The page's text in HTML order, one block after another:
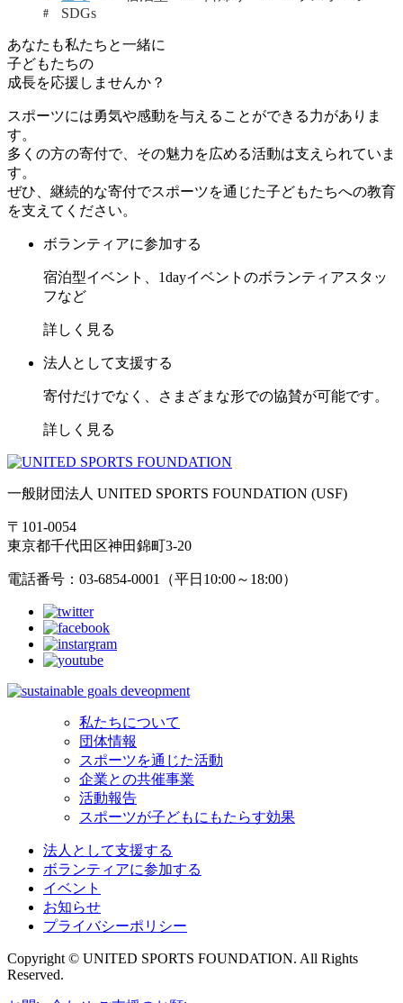
SDGs
あなたも私たちと一緒に
子どもたちの
成長を応援しませんか？
スポーツには勇気や感動を与えることができる力がありま
す。
多くの方の寄付で、その魅力を広める活動は支えられていま
す。
ぜひ、継続的な寄付でスポーツを通じた子どもたちへの教育
を支えてください。
ボランティアに参加する
宿泊型イベント、1dayイベントのボランティアスタッ
フなど
詳しく見る
法人として支援する
寄付だけでなく、さまざまな形での協賛が可能です。
詳しく見る
一般財団法人 UNITED SPORTS FOUNDATION (USF)
〒101-0054
東京都千代田区神田錦町3-20
電話番号：03-6854-0001（平日10:00～18:00）
私たちについて
団体情報
スポーツを通じた活動
企業との共催事業
活動報告
スポーツが子どもにもたらす効果
法人として支援する
ボランティアに参加する
イベント
お知らせ
プライバシーポリシー
Copyright © UNITED SPORTS FOUNDATION. All Rights
Reserved.